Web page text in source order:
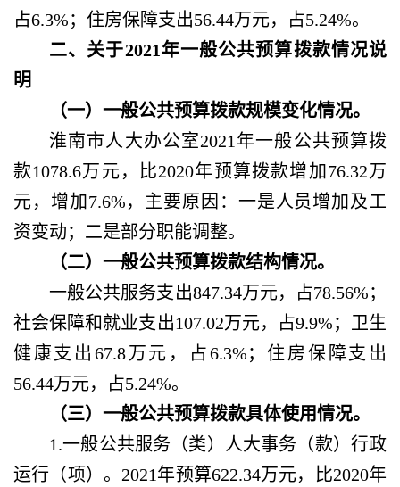
占6.3%；住房保障支出56.44万元，占5.24%。
二、关于2021年一般公共预算拨款情况说
明
（一）一般公共预算拨款规模变化情况。
淮南市人大办公室2021年一般公共预算拨
款1078.6万元，比2020年预算拨款增加76.32万
元，增加7.6%，主要原因：一是人员增加及工
资变动；二是部分职能调整。
（二）一般公共预算拨款结构情况。
一般公共服务支出847.34万元，占78.56%；
社会保障和就业支出107.02万元，占9.9%；卫生
健康支出67.8万元，占6.3%；住房保障支出
56.44万元，占5.24%。
（三）一般公共预算拨款具体使用情况。
1.一般公共服务（类）人大事务（款）行政
运行（项）。2021年预算622.34万元，比2020年